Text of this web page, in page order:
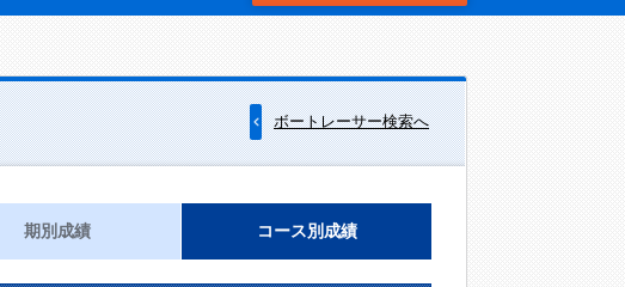
ボートレーサー検索へ
期別成績 コース別成績